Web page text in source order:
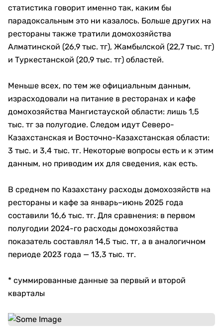
статистика говорит именно так, каким бы
парадоксальным это ни казалось. Больше других на
рестораны также тратили домохозяйства
Алматинской (26,9 тыс. тг), Жамбылской (22,7 тыс. тг)
и Туркестанской (20,9 тыс. тг) областей.
Меньше всех, по тем же официальным данным,
израсходовали на питание в ресторанах и кафе
домохозяйства Мангистауской области: лишь 1,5
тыс. тг за полугодие. Следом идут Северо-
Казахстанская и Восточно-Казахстанская области:
3 тыс. и 3,4 тыс. тг. Некоторые вопросы есть и к этим
данным, но приводим их для сведения, как есть.
В среднем по Казахстану расходы домохозяйств на
рестораны и кафе за январь–июнь 2025 года
составили 16,6 тыс. тг. Для сравнения: в первом
полугодии 2024-го расходы домохозяйства
показатель составлял 14,5 тыс. тг, а в аналогичном
периоде 2023 года — 13,3 тыс. тг.
* суммированные данные за первый и второй
кварталы